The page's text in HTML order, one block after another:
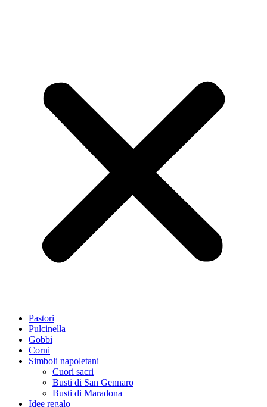
Pastori
Pulcinella
Gobbi
Corni
Simboli napoletani
Cuori sacri
Busti di San Gennaro
Busti di Maradona
Idee regalo